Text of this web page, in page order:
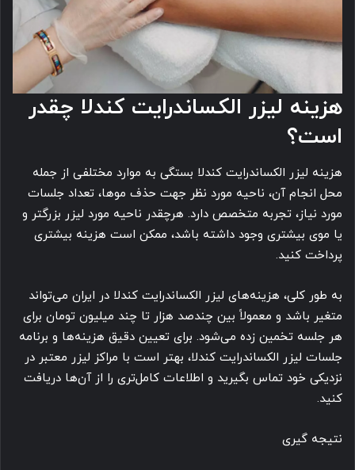
هزینه لیزر الکساندرایت کندلا چقدر
است؟
هزینه لیزر الکساندرایت کندلا بستگی به موارد مختلفی از جمله
محل انجام آن، ناحیه مورد نظر جهت حذف موها، تعداد جلسات
مورد نیاز، تجربه متخصص دارد. هرچقدر ناحیه مورد لیزر بزرگتر و
یا موی بیشتری وجود داشته باشد، ممکن است هزینه بیشتری
پرداخت کنید.
به طور کلی، هزینه‌های لیزر الکساندرایت کندلا در ایران می‌تواند
متغیر باشد و معمولاً بین چندصد هزار تا چند میلیون تومان برای
هر جلسه تخمین زده می‌شود. برای تعیین دقیق هزینه‌ها و برنامه
جلسات لیزر الکساندرایت کندلا، بهتر است با مراکز لیزر معتبر در
نزدیکی خود تماس بگیرید و اطلاعات کامل‌تری را از آن‌ها دریافت
کنید.
نتیجه گیری